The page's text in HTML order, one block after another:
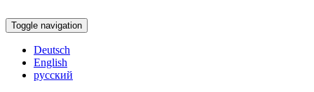
Toggle navigation
Deutsch
English
русский